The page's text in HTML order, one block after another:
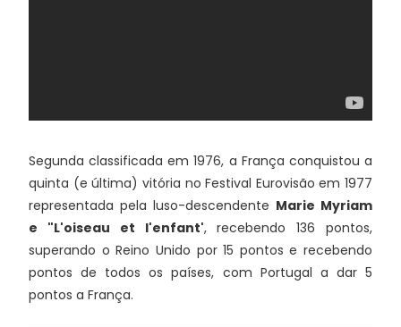
Segunda classificada em 1976, a França conquistou a
quinta (e última) vitória no Festival Eurovisão em 1977
representada pela luso-descendente Marie Myriam
e "L'oiseau et l'enfant', recebendo 136 pontos,
superando o Reino Unido por 15 pontos e recebendo
pontos de todos os países, com Portugal a dar 5
pontos a França.